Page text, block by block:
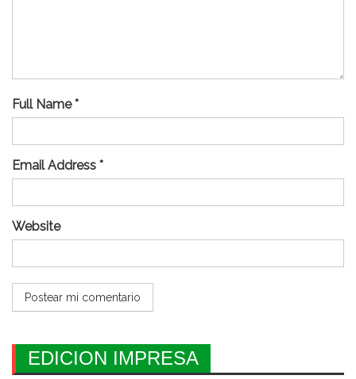
Full Name *
Email Address *
Website
EDICION IMPRESA